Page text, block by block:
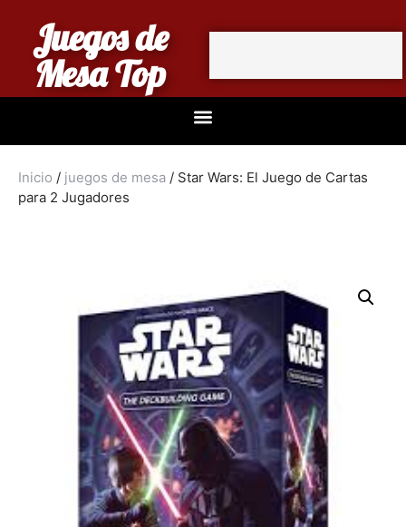
Juegos de
Mesa Top
Inicio / juegos de mesa / Star Wars: El Juego de Cartas
para 2 Jugadores